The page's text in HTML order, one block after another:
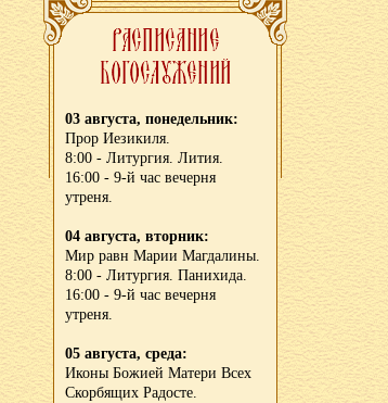
03 августа, понедельник:
Прор Иезикиля.
8:00 - Литургия. Лития.
16:00 - 9-й час вечерня
утреня.
04 августа, вторник:
Мир равн Марии Магдалины.
8:00 - Литургия. Панихида.
16:00 - 9-й час вечерня
утреня.
05 августа, среда:
Иконы Божией Матери Всех
Скорбящих Радосте.